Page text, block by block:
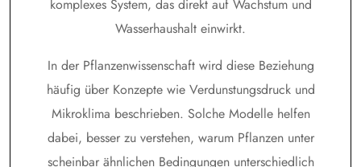
komplexes System, das direkt auf Wachstum und
Wasserhaushalt einwirkt.
In der Pflanzenwissenschaft wird diese Beziehung
häufig über Konzepte wie Verdunstungsdruck und
Mikroklima beschrieben. Solche Modelle helfen
dabei, besser zu verstehen, warum Pflanzen unter
scheinbar ähnlichen Bedingungen unterschiedlich